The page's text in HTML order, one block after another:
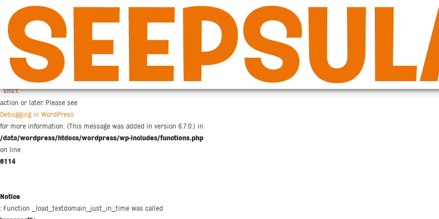
Notice
: Function _load_textdomain_just_in_time was called
incorrectly
. Translation loading for the
woocommerce
domain was triggered too early. This is usually an indicator for some code in the plugin or theme running too early. Translations should be
init
action or later. Please see
Debugging in WordPress
for more information. (This message was added in version 6.7.0.) in
/data/wordpress/htdocs/wordpress/wp-includes/functions.php
on line
6114
Notice
: Function _load_textdomain_just_in_time was called
sisältöön